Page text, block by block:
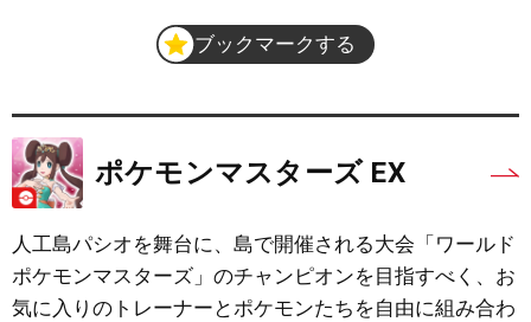
ブックマークする
ポケモンマスターズ EX
人工島パシオを舞台に、島で開催される大会「ワールド
ポケモンマスターズ」のチャンピオンを目指すべく、お
気に入りのトレーナーとポケモンたちを自由に組み合わ